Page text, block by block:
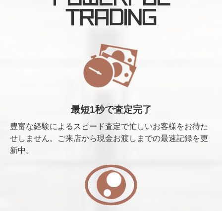
TRADING
最短1秒で査定完了
豊富な経験によるスピード査定で忙しいお客様をお待た
せしません。ご来店から現金お渡しまでの最速記録を更
新中。